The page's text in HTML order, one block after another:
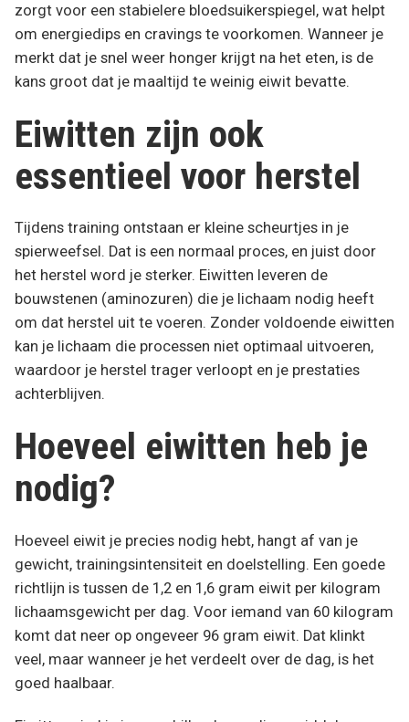
zorgt voor een stabielere bloedsuikerspiegel, wat helpt
om energiedips en cravings te voorkomen. Wanneer je
merkt dat je snel weer honger krijgt na het eten, is de
kans groot dat je maaltijd te weinig eiwit bevatte.
Eiwitten zijn ook
essentieel voor herstel
Tijdens training ontstaan er kleine scheurtjes in je
spierweefsel. Dat is een normaal proces, en juist door
het herstel word je sterker. Eiwitten leveren de
bouwstenen (aminozuren) die je lichaam nodig heeft
om dat herstel uit te voeren. Zonder voldoende eiwitten
kan je lichaam die processen niet optimaal uitvoeren,
waardoor je herstel trager verloopt en je prestaties
achterblijven.
Hoeveel eiwitten heb je
nodig?
Hoeveel eiwit je precies nodig hebt, hangt af van je
gewicht, trainingsintensiteit en doelstelling. Een goede
richtlijn is tussen de 1,2 en 1,6 gram eiwit per kilogram
lichaamsgewicht per dag. Voor iemand van 60 kilogram
komt dat neer op ongeveer 96 gram eiwit. Dat klinkt
veel, maar wanneer je het verdeelt over de dag, is het
goed haalbaar.